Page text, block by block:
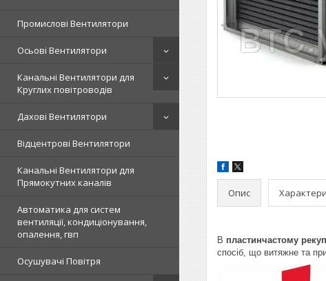
Промислові Вентилятори
Осьові Вентилятори
Канальні Вентилятори для
Круглих повітроводів
Дахові Вентилятори
Відцентрові Вентилятори
Канальні Вентилятори для
Прямокутних каналів
Автоматика для систем
вентиляції, кондиціонування,
опалення, гвп
Осушувачі Повітря
Опис
В пластинчастому
спосіб, що витяжне та